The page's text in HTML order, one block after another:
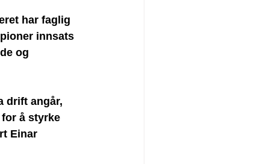
har faglig
innsats
og
drift angår,
å styrke
Einar